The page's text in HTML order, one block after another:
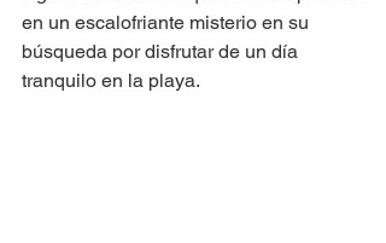
en un escalofriante misterio en su
búsqueda por disfrutar de un día
tranquilo en la playa.